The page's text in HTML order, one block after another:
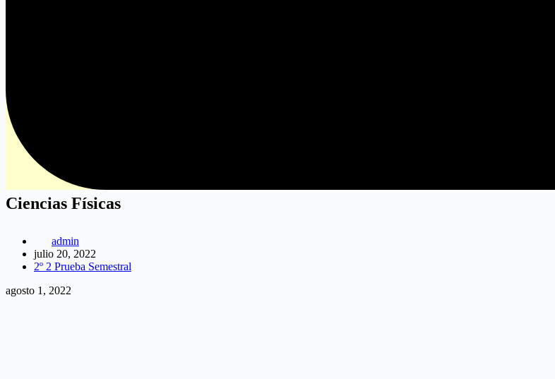
Ciencias Físicas
admin
julio 20, 2022
2º 2 Prueba Semestral
Ciencias
agosto 1, 2022